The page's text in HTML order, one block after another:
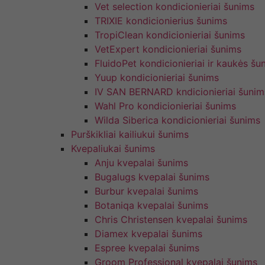
Vet selection kondicionieriai šunims
TRIXIE kondicionierius šunims
TropiClean kondicionieriai šunims
VetExpert kondicionieriai šunims
FluidoPet kondicionieriai ir kaukės
Yuup kondicionieriai šunims
IV SAN BERNARD kndicionieriai
Wahl Pro kondicionieriai šunims
Wilda Siberica kondicionieriai šunims
Purškikliai kailiukui šunims
Kvepaliukai šunims
Anju kvepalai šunims
Bugalugs kvepalai šunims
Burbur kvepalai šunims
Botaniqa kvepalai šunims
Chris Christensen kvepalai šunims
Diamex kvepalai šunims
Espree kvepalai šunims
Groom Professional kvepalai šunims